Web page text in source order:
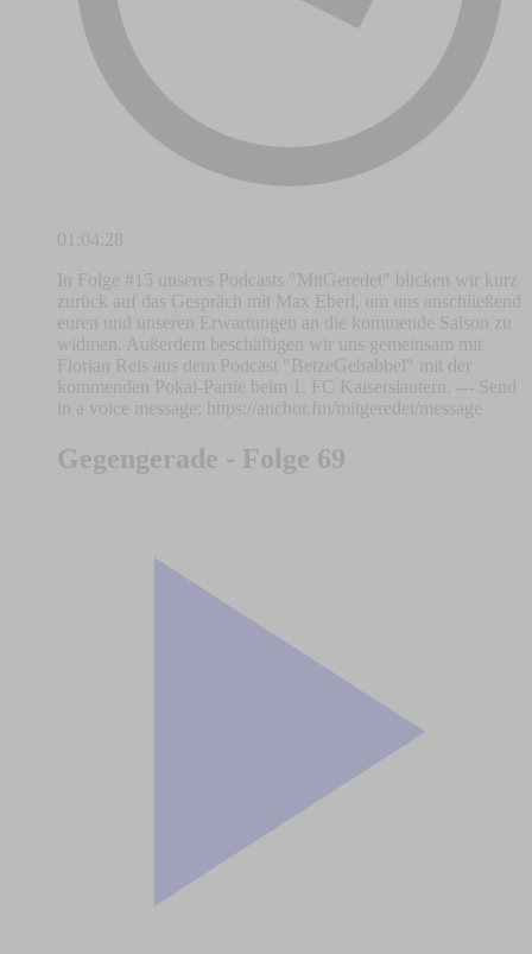
01:04:28
In Folge #15 unseres Podcasts "MitGeredet" blicken wir kurz
zurück auf das Gespräch mit Max Eberl, um uns anschließend
euren und unseren Erwartungen an die kommende Saison zu
widmen. Außerdem beschäftigen wir uns gemeinsam mit
Florian Reis aus dem Podcast "BetzeGebabbel" mit der
kommenden Pokal-Partie beim 1. FC Kaiserslautern. --- Send
in a voice message: https://anchor.fm/mitgeredet/message
Gegengerade - Folge 69